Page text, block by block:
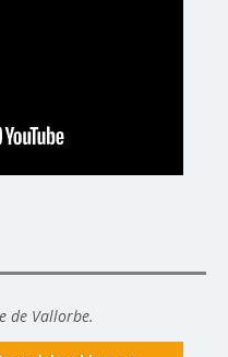
de Vallorbe.